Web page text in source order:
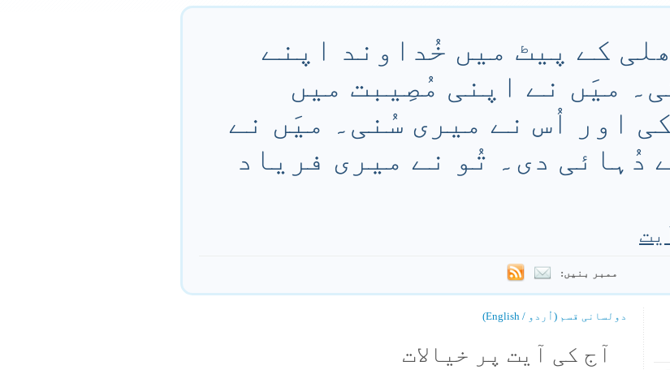
کے پیٹ میں خُداوند اپنے
میَں نے اپنی مُصِیبت میں
اور اُس نے میری سُنی۔ میَں نے
دُہائی دی۔ تُو نے میری فریاد
ممبر بنیں:
دولسانی قسم (اُردو / English)
آج کی آیت پر خیالات